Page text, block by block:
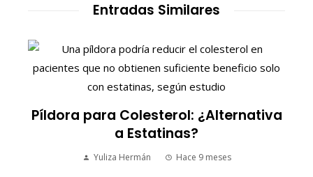
Entradas Similares
Píldora para Colesterol: ¿Alternativa
a Estatinas?
Yuliza Hermán Hace 9 meses